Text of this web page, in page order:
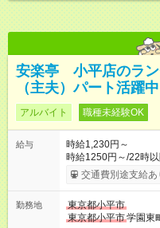
安楽亭 小平店のラン
（主夫）パート活躍
アルバイト 職種未経験OK
給与
時給1,230円～
時給1250円～/22時以降1563円 ＜土日祝
時給1230円 【試用期間】試用期間あり 試用期間の長さ：12ヶ
月 雇用形態、給与
交通費別途支給あ
勤務地
東京都小平市
東京都小平市学園東